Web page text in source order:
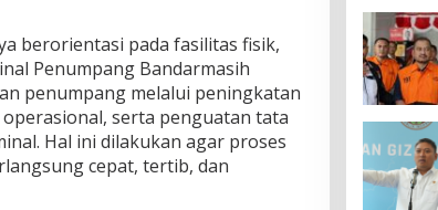
berorientasi pada fasilitas fisik,
Penumpang Bandarmasih
penumpang melalui peningkatan
serta penguatan tata
Hal ini dilakukan agar proses
cepat, tertib, dan